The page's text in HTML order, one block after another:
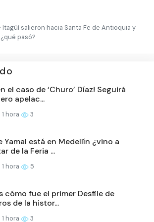
Itagüí salieron hacia Santa Fe de Antioquia y
pasó?
el caso de ‘Churo’ Díaz! Seguirá
apelac...
hora 3
Yamal está en Medellín ¿vino a
de la Feria ...
hora 5
cómo fue el primer Desfile de
de la histor...
hora 3